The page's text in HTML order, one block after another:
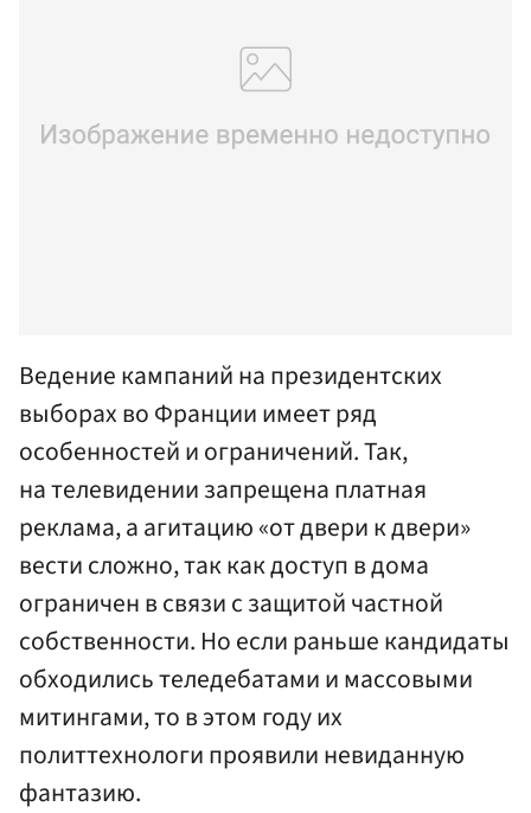
Ведение кампаний на президентских
выборах во Франции имеет ряд
особенностей и ограничений. Так,
на телевидении запрещена платная
реклама, а агитацию «от двери к двери»
вести сложно, так как доступ в дома
ограничен в связи с защитой частной
собственности. Но если раньше кандидаты
обходились теледебатами и массовыми
митингами, то в этом году их
политтехнологи проявили невиданную
фантазию.